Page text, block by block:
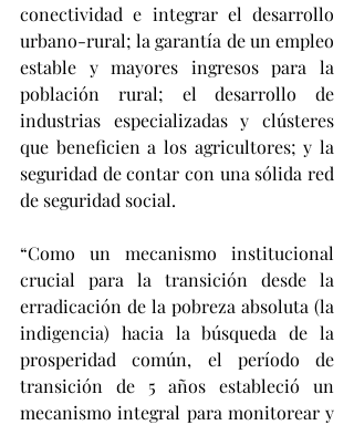
conectividad e integrar el desarrollo
urbano-rural; la garantía de un empleo
estable y mayores ingresos para la
población rural; el desarrollo de
industrias especializadas y clústeres
que beneficien a los agricultores; y la
seguridad de contar con una sólida red
de seguridad social.
“Como un mecanismo institucional
crucial para la transición desde la
erradicación de la pobreza absoluta (la
indigencia) hacia la búsqueda de la
prosperidad común, el período de
transición de 5 años estableció un
mecanismo integral para monitorear y